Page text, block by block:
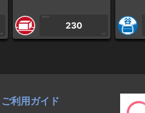
CP
1PLAY
230
CP
ご利用ガイド